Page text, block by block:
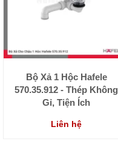
Bộ Xả 1 Hộc Hafele
570.35.912 - Thép Không
Gỉ, Tiện Ích
Liên hệ